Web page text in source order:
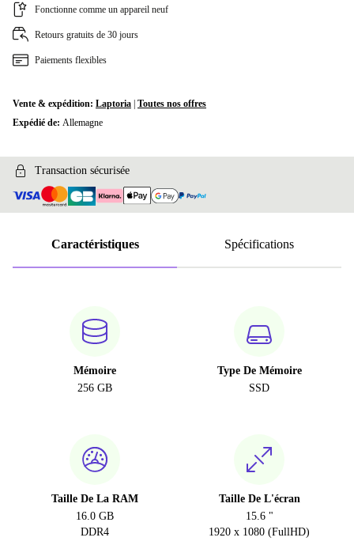
Fonctionne comme un appareil neuf
Retours gratuits de 30 jours
Paiements flexibles
Vente & expédition: Laptoria Toutes nos offres
Expédié de: Allemagne
Transaction sécurisée
Caractéristiques Spécifications
Mémoire
256 GB
Type De Mémoire
SSD
Taille De La RAM
16.0 GB
DDR4
Taille De L'écran
15.6 "
1920 x 1080 (FullHD)